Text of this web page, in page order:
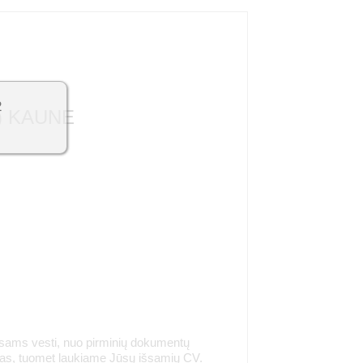
KAUNE
vesti, nuo pirminių dokumentų
tuomet laukiame Jūsų išsamių CV.